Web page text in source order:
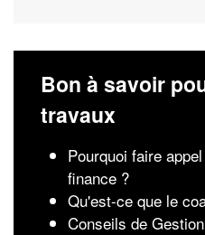
Bon à savoir
travaux
Pourquoi faire
finance ?
Qu'est-ce que le
Conseils de